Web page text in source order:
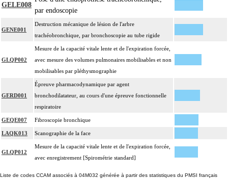
GELE008
par endoscopie
GENE001
Destruction mécanique de lésion de l'arbre
trachéobronchique, par bronchoscopie au tube rigide
GLQP002
Mesure de la capacité vitale lente et de l'expiration forcée,
avec mesure des volumes pulmonaires mobilisables et non
mobilisables par pléthysmographie
GERD001
Épreuve pharmacodynamique par agent
bronchodilatateur, au cours d'une épreuve fonctionnelle
respiratoire
GEQE007 Fibroscopie bronchique
LAQK013 Scanographie de la face
GLQP012
Mesure de la capacité vitale lente et de l'expiration forcée,
avec enregistrement [Spirométrie standard]
Liste de codes CCAM associés à 04M032 générée à partir des statistiques du PMSI français